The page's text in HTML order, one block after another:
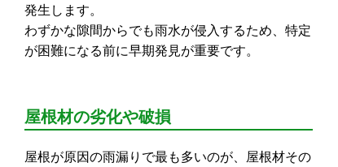
発生します。
わずかな隙間からでも雨水が侵入するため、特定
が困難になる前に早期発見が重要です。
屋根材の劣化や破損
屋根が原因の雨漏りで最も多いのが、屋根材その